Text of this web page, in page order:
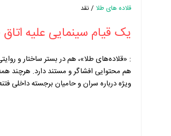
قلاده های طلا / نقد
یک قیام سینمایی علیه اتاق
: «قلاده‌های طلا»، هم در بستر ساختار و
هم محتوایی افشاگر و مستند دارد. هرچند
ویژه درباره سران و حامیان برجسته داخلی